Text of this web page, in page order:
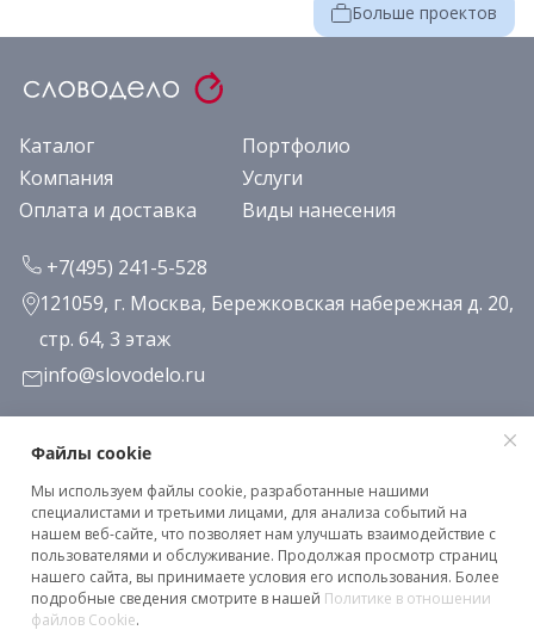
Больше проектов
Каталог
Портфолио
Компания
Услуги
Оплата и доставка
Виды нанесения
+7(495) 241-5-528
121059, г. Москва, Бережковская набережная д. 20,
стр. 64, 3 этаж
info@slovodelo.ru
Заказать звонок
Подписаться на рассылку
Клиентское соглашение
Политика конфиденциальности
Файлы cookie
Мы используем файлы cookie, разработанные нашими
специалистами и третьими лицами, для анализа событий на
нашем веб-сайте, что позволяет нам улучшать взаимодействие с
пользователями и обслуживание. Продолжая просмотр страниц
нашего сайта, вы принимаете условия его использования. Более
подробные сведения смотрите в нашей Политике в отношении
файлов Cookie.